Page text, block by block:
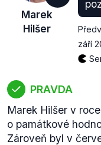
Marek
Hilšer
září
PRAVDA
Marek Hilšer v
o památkové
Zároveň byl v